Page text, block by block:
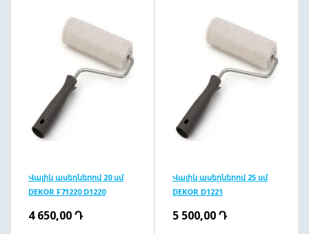
Վալիկ ասեղներով 20 սմ
DEKOR F71220 D1220
4 650,00Դ
Վալիկ ասեղներով 25 սմ
DEKOR D1221
5 500,00Դ